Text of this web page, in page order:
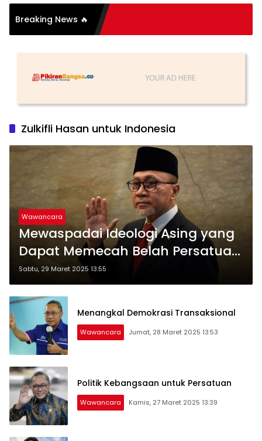
Breaking News 🔥
Zulkifli Hasan untuk Indonesia
Wawancara
Mewaspadai Ideologi Asing yang
Dapat Memecah Belah Persatuan
Bangsa
Sabtu, 29 Maret 2025 13:55
Menangkal Demokrasi Transaksional
Wawancara Jumat, 28 Maret 2025 13:53
Politik Kebangsaan untuk Persatuan
Wawancara Kamis, 27 Maret 2025 13:39